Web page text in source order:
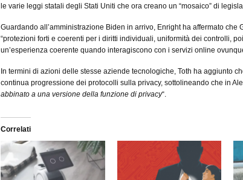
le varie leggi statali degli Stati Uniti che ora creano un “mosaico” di
Guardando all’amministrazione Biden in arrivo, Enright ha affermato che
“protezioni forti e coerenti per i diritti individuali, uniformità dei controlli,
un’esperienza coerente quando interagiscono con i servizi online
In termini di azioni delle stesse aziende tecnologiche, Toth ha aggiunto
continua progressione dei protocolli sulla privacy, sottolineando che in
abbinato a una versione della funzione di privacy“.
Correlati